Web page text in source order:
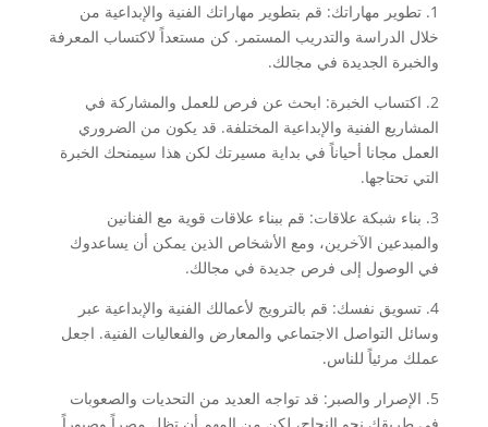
1. تطوير مهاراتك: قم بتطوير مهاراتك الفنية والإبداعية من
خلال الدراسة والتدريب المستمر. كن مستعداً لاكتساب المعرفة
والخبرة الجديدة في مجالك.
2. اكتساب الخبرة: ابحث عن فرص للعمل والمشاركة في
المشاريع الفنية والإبداعية المختلفة. قد يكون من الضروري
العمل مجانا أحياناً في بداية مسيرتك لكن هذا سيمنحك الخبرة
التي تحتاجها.
3. بناء شبكة علاقات: قم ببناء علاقات قوية مع الفنانين
والمبدعين الآخرين، ومع الأشخاص الذين يمكن أن يساعدوك
في الوصول إلى فرص جديدة في مجالك.
4. تسويق نفسك: قم بالترويج لأعمالك الفنية والإبداعية عبر
وسائل التواصل الاجتماعي والمعارض والفعاليات الفنية. اجعل
عملك مرئياً للناس.
5. الإصرار والصبر: قد تواجه العديد من التحديات والصعوبات